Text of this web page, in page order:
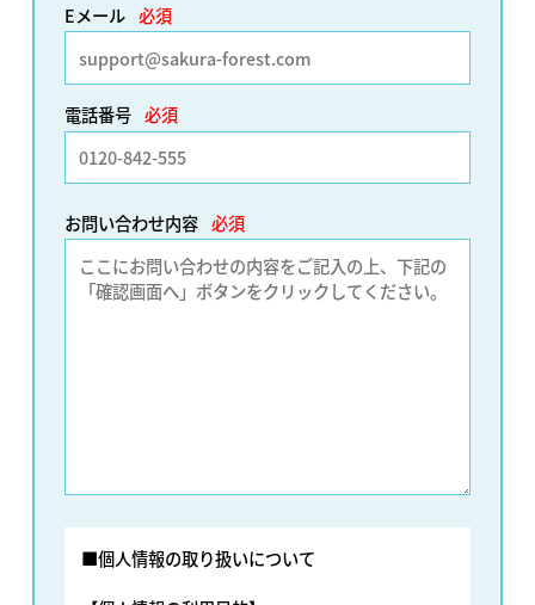
Eメール 必須
電話番号 必須
お問い合わせ内容 必須
■個人情報の取り扱いについて